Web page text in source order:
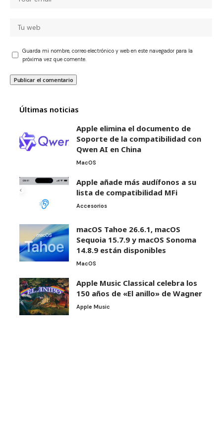
Guarda mi nombre, correo electrónico y web en este navegador para la
próxima vez que comente.
Últimas noticias
Apple elimina el documento de
Soporte de la compatibilidad con
Qwen AI en China
MacOS
Apple añade más audífonos a su
lista de compatibilidad MFi
Accesorios
macOS Tahoe 26.6.1, macOS
Sequoia 15.7.9 y macOS Sonoma
14.8.9 están disponibles
MacOS
Apple Music Classical celebra los
150 años de «El anillo» de Wagner
Apple Music